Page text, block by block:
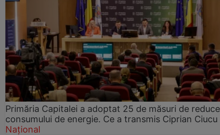
Primăria Capitalei a adoptat 25 de măsuri de
consumului de energie. Ce a transmis Ciprian Ciucu
Național